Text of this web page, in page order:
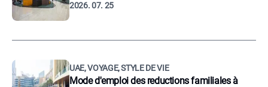
2026. 07. 25
UAE, VOYAGE, STYLE DE VIE
Mode d'emploi des reductions familiales à